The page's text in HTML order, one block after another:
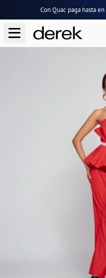
Con Quac paga hasta en